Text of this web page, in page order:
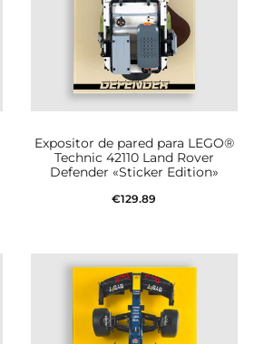
Expositor de pared para LEGO®
Technic 42110 Land Rover
Defender «Sticker Edition»
€129.89